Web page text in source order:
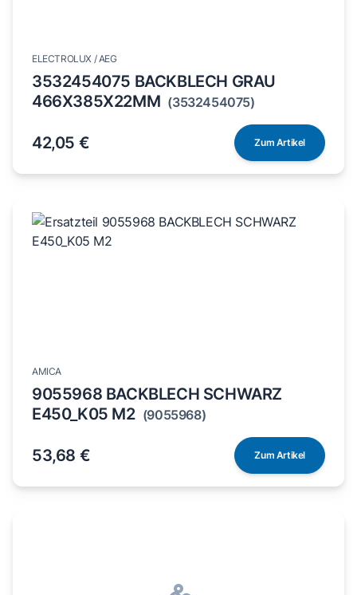
ELECTROLUX / AEG
3532454075 BACKBLECH GRAU
(3532454075)
42,05 € Zum Artikel
AMICA
9055968 BACKBLECH SCHWARZ
(9055968)
53,68 € Zum Artikel